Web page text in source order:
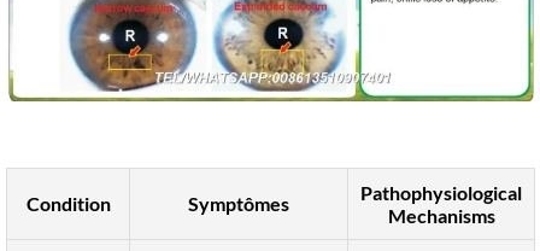
Condition Symptômes
Pathophysiological
Mechanisms